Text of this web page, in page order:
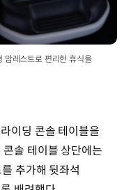
암레스트로 편리한 휴식을
이딩 콘솔 테이블을
솔 테이블 상단에는
추가해 뒷좌석